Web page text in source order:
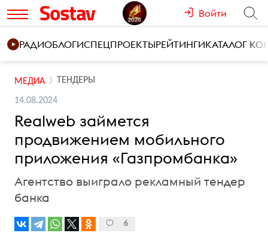
Войти
РАДИОБЛОГИСПЕЦПРОЕКТЫРЕЙТИНГИКАТАЛОГ
МЕДИА ТЕНДЕРЫ
14.08.2024
Realweb займется
продвижением мобильного
приложения «Газпромбанка»
Агентство выиграло рекламный тендер
банка
6